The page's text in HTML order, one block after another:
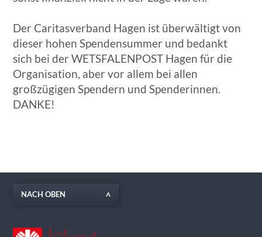
Der Caritasverband Hagen ist überwältigt von
dieser hohen Spendensummer und bedankt
sich bei der WETSFALENPOST Hagen für die
Organisation, aber vor allem bei allen
großzügigen Spendern und Spenderinnen.
DANKE!
NACH OBEN